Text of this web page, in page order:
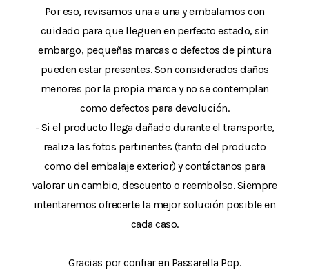
Por eso, revisamos una a una y embalamos con
cuidado para que lleguen en perfecto estado, sin
embargo, pequeñas marcas o defectos de pintura
pueden estar presentes. Son considerados daños
menores por la propia marca y no se contemplan
como defectos para devolución.
- Si el producto llega dañado durante el transporte,
realiza las fotos pertinentes (tanto del producto
como del embalaje exterior) y contáctanos para
valorar un cambio, descuento o reembolso. Siempre
intentaremos ofrecerte la mejor solución posible en
cada caso.
Gracias por confiar en Passarella Pop.